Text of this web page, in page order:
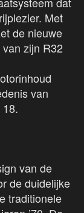
Met
de nieuwe
zijn R32
van
van de
de duidelijke
traditionele